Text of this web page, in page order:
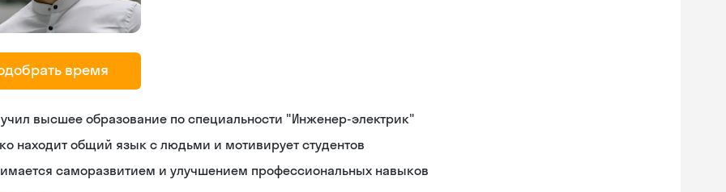
время
высшее образование по специальности "Инженер-электрик"
находит общий язык с людьми и мотивирует студентов
саморазвитием и улучшением профессиональных навыков